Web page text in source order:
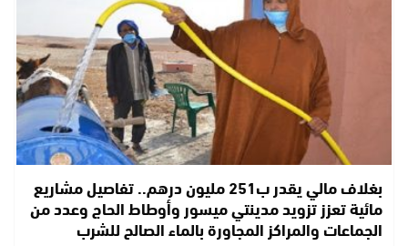
بغلاف مالي يقدر ب251 مليون درهم.. تفاصيل مشاريع
مائية تعزز تزويد مدينتي ميسور وأوطاط الحاج وعدد من
الجماعات والمراكز المجاورة بالماء الصالح للشرب